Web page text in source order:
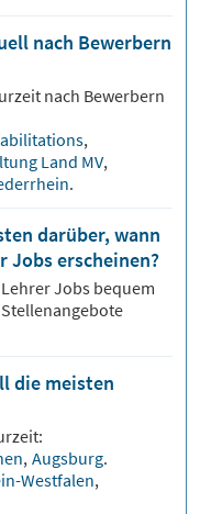
nach Bewerbern
nach Bewerbern
,
Land MV,
.
darüber, wann
Jobs erscheinen?
LehrerJobs bequem
die meisten
, Augsburg.
Westfalen,